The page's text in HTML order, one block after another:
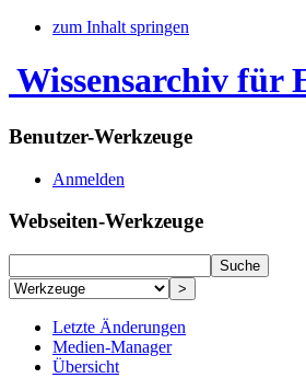
zum Inhalt springen
Wissensarchiv für
Benutzer-Werkzeuge
Anmelden
Webseiten-Werkzeuge
Letzte Änderungen
Medien-Manager
Übersicht